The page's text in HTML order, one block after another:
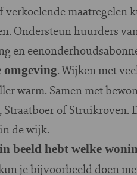
verkoelende maatregelen
Ondersteun huurders
en
omgeving. Wijken met
warm. Samen met
of Struikroven.
de wijk.
beeld hebt welke
je bijvoorbeeld doen